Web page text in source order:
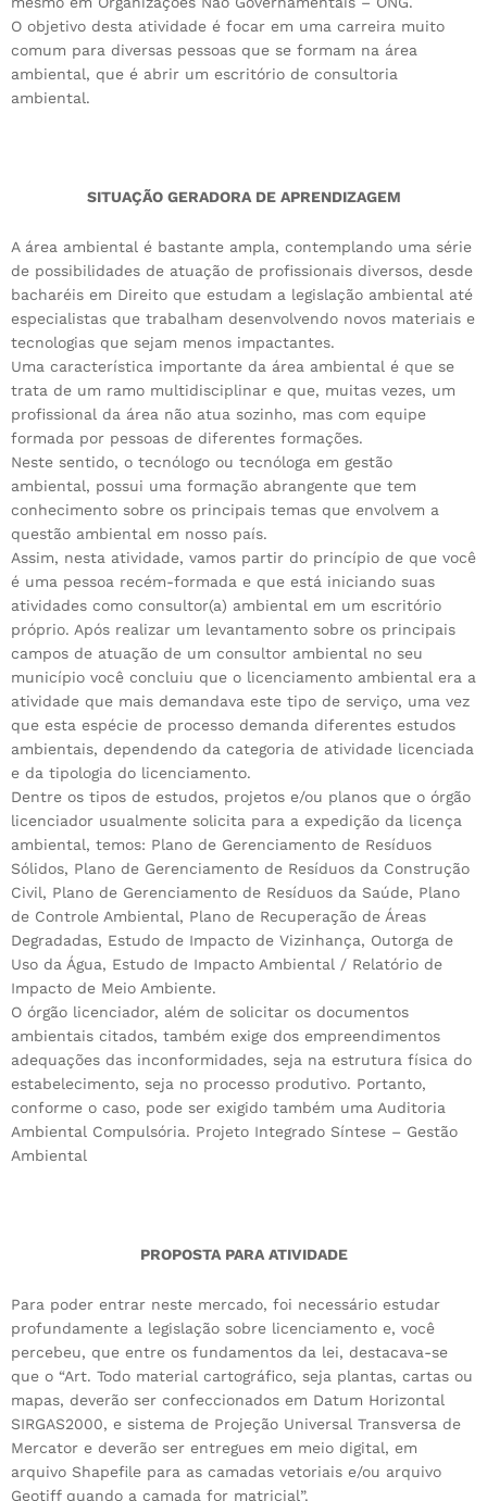
O objetivo desta atividade é focar em uma carreira muito
comum para diversas pessoas que se formam na área
ambiental, que é abrir um escritório de consultoria
ambiental.
SITUAÇÃO GERADORA DE APRENDIZAGEM
A área ambiental é bastante ampla, contemplando uma série
de possibilidades de atuação de profissionais diversos, desde
bacharéis em Direito que estudam a legislação ambiental até
especialistas que trabalham desenvolvendo novos materiais e
tecnologias que sejam menos impactantes.
Uma característica importante da área ambiental é que se
trata de um ramo multidisciplinar e que, muitas vezes, um
profissional da área não atua sozinho, mas com equipe
formada por pessoas de diferentes formações.
Neste sentido, o tecnólogo ou tecnóloga em gestão
ambiental, possui uma formação abrangente que tem
conhecimento sobre os principais temas que envolvem a
questão ambiental em nosso país.
Assim, nesta atividade, vamos partir do princípio de que você
é uma pessoa recém-formada e que está iniciando suas
atividades como consultor(a) ambiental em um escritório
próprio. Após realizar um levantamento sobre os principais
campos de atuação de um consultor ambiental no seu
município você concluiu que o licenciamento ambiental era a
atividade que mais demandava este tipo de serviço, uma vez
que esta espécie de processo demanda diferentes estudos
ambientais, dependendo da categoria de atividade licenciada
e da tipologia do licenciamento.
Dentre os tipos de estudos, projetos e/ou planos que o órgão
licenciador usualmente solicita para a expedição da licença
ambiental, temos: Plano de Gerenciamento de Resíduos
Sólidos, Plano de Gerenciamento de Resíduos da Construção
Civil, Plano de Gerenciamento de Resíduos da Saúde, Plano
de Controle Ambiental, Plano de Recuperação de Áreas
Degradadas, Estudo de Impacto de Vizinhança, Outorga de
Uso da Água, Estudo de Impacto Ambiental / Relatório de
Impacto de Meio Ambiente.
O órgão licenciador, além de solicitar os documentos
ambientais citados, também exige dos empreendimentos
adequações das inconformidades, seja na estrutura física do
estabelecimento, seja no processo produtivo. Portanto,
conforme o caso, pode ser exigido também uma Auditoria
Ambiental Compulsória. Projeto Integrado Síntese – Gestão
Ambiental
PROPOSTA PARA ATIVIDADE
Para poder entrar neste mercado, foi necessário estudar
profundamente a legislação sobre licenciamento e, você
percebeu, que entre os fundamentos da lei, destacava-se
que o “Art. Todo material cartográfico, seja plantas, cartas ou
mapas, deverão ser confeccionados em Datum Horizontal
SIRGAS2000, e sistema de Projeção Universal Transversa de
Mercator e deverão ser entregues em meio digital, em
arquivo Shapefile para as camadas vetoriais e/ou arquivo
Geotiff quando a camada for matricial”.